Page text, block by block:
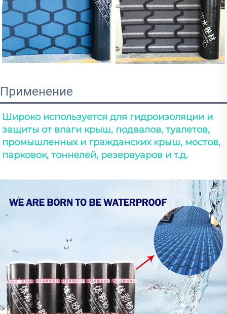
Применение
Широко используется для гидроизоляции и
защиты от влаги крыш, подвалов, туалетов,
промышленных и гражданских крыш, мостов,
парковок, тоннелей, резервуаров и т.д.